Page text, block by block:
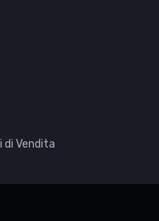
di Vendita